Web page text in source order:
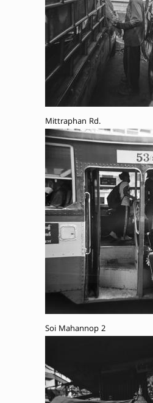
Mittraphan Rd.
Soi Mahannop 2